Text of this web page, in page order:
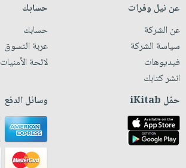
عن نيل وفرات
عن الشركة
سياسة الشركة
فيديوهات
انشر كتابك
حسابك
حسابك
عربة التسوق
لائحة الأمنيات
حمّل iKitab وسائل الدفع